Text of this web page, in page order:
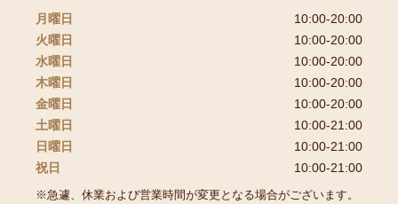
月曜日
10:00-20:00
火曜日
10:00-20:00
水曜日
10:00-20:00
木曜日
10:00-20:00
金曜日
10:00-20:00
土曜日
10:00-21:00
日曜日
10:00-21:00
祝日
10:00-21:00
※急遽、休業および営業時間が変更となる場合がございます。